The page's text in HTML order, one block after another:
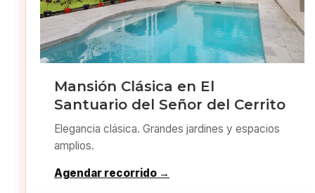
Mansión Clásica en El
Santuario del Señor del Cerrito
Elegancia clásica. Grandes jardines y espacios
amplios.
Agendar recorrido →